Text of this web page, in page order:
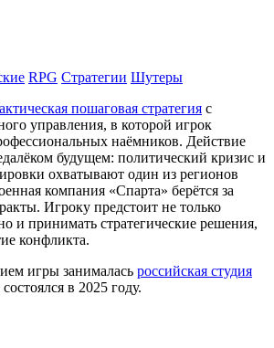
RPG Стратегии Шутеры
пошаговая стратегия с
управления, в которой игрок
наёмников. Действие
будущем: политический кризис и
охватывают один из регионов
компания «Спарта» берётся за
Игроку предстоит не только
и принимать стратегические решения,
конфликта.
игры занималась российская студия
в 2025 году.